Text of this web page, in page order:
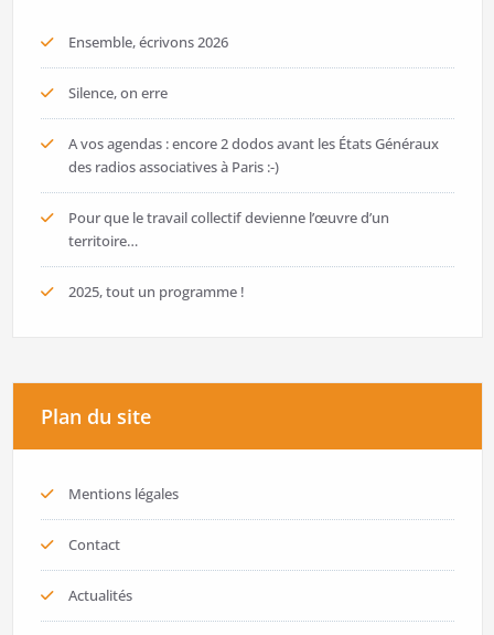
Ensemble, écrivons 2026
Silence, on erre
A vos agendas : encore 2 dodos avant les États Généraux
des radios associatives à Paris :-)
Pour que le travail collectif devienne l’œuvre d’un
territoire…
2025, tout un programme !
Plan du site
Mentions légales
Contact
Actualités